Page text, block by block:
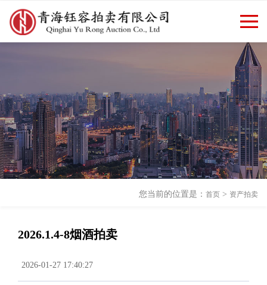
欢迎访问青海钰容拍卖有限公司
官方网站！
返回首页
您当前的位置是： 首页 > 资产拍卖
2026.1.4-8烟酒拍卖
2026-01-27 17:40:27